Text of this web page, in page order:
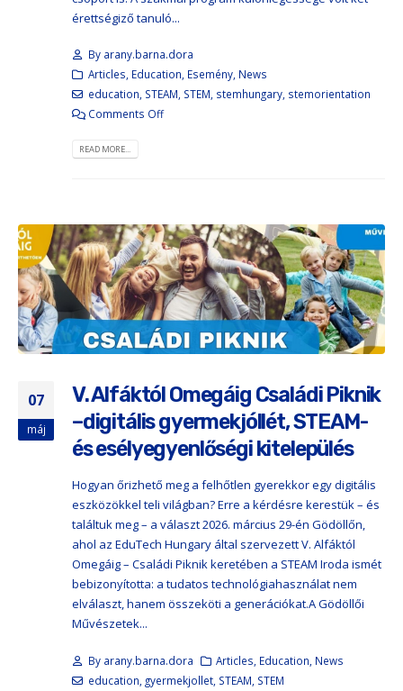
érettségiző tanuló...
By arany.barna.dora
Articles, Education, Esemény, News
education, STEAM, STEM, stemhungary, stemorientation
Comments Off
READ MORE...
07
máj
V. Alfáktól Omegáig Családi Piknik
–digitális gyermekjóllét, STEAM-
és esélyegyenlőségi kitelepülés
Hogyan őrizhető meg a felhőtlen gyerekkor egy digitális
eszközökkel teli világban? Erre a kérdésre kerestük – és
találtuk meg – a választ 2026. március 29-én Gödöllőn,
ahol az EduTech Hungary által szervezett V. Alfáktól
Omegáig – Családi Piknik keretében a STEAM Iroda ismét
bebizonyította: a tudatos technológiahasználat nem
elválaszt, hanem összeköti a generációkat.A Gödöllői
Művészetek...
By arany.barna.dora Articles Education News
education gyermekjollet, STEAM STEM